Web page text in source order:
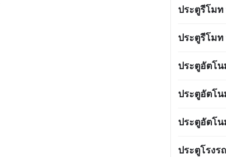
ประตูรีโม
ประตูรีโม
ประตูอัตโ
ประตูอัตโ
ประตูอัตโน
ประตูโรง